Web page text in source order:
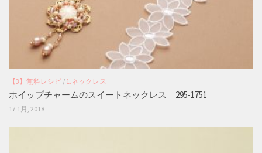
【3】無料レシピ / 1.ネックレス
ホイップチャームのスイートネックレス 295-1751
17 1月, 2018